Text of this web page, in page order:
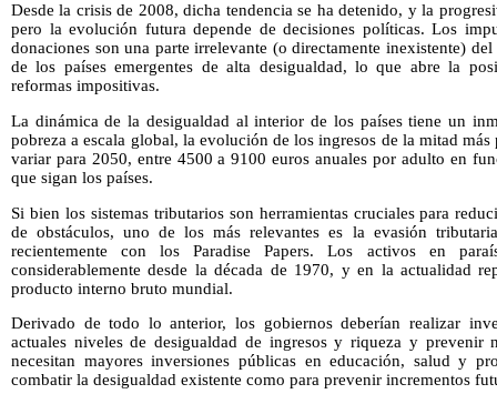
Desde la crisis de 2008, dicha tendencia se ha detenido, y la
pero la evolución futura depende de decisiones políticas. Los
donaciones son una parte irrelevante (o directamente inexistente)
de los países emergentes de alta desigualdad, lo que abre la
reformas impositivas.
La dinámica de la desigualdad al interior de los países tiene un
pobreza a escala global, la evolución de los ingresos de la mitad
variar para 2050, entre 4500 a 9100 euros anuales por adulto en
que sigan los países.
Si bien los sistemas tributarios son herramientas cruciales para
de obstáculos, uno de los más relevantes es la evasión
recientemente con los Paradise Papers. Los activos en
considerablemente desde la década de 1970, y en la actualidad
producto interno bruto mundial.
Derivado de todo lo anterior, los gobiernos deberían realizar
actuales niveles de desigualdad de ingresos y riqueza y prevenir
necesitan mayores inversiones públicas en educación, salud y
combatir la desigualdad existente como para prevenir incrementos